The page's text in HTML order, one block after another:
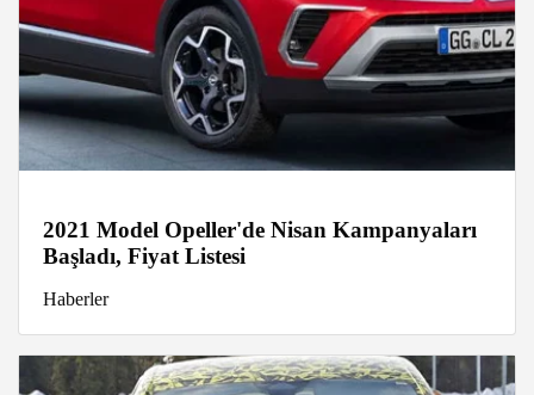
2021 Model Opeller'de Nisan Kampanyaları
Başladı, Fiyat Listesi
Haberler